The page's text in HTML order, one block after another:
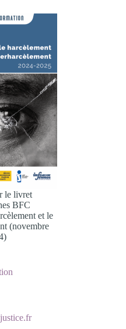
le livret
BFC
et le
(novembre
justice.fr